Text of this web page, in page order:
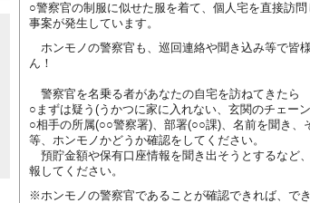
○警察官の制服に似せた服を着て、個人宅を直接訪
事案が発生しています。
ホンモノの警察官も、巡回連絡や聞き込み等で皆
ん！
警察官を名乗る者があなたの自宅を訪ねてきたら
○まずは疑う(うかつに家に入れない、玄関のチェー
○相手の所属(○○警察署)、部署(○○課)、名前を聞き、
等、ホンモノかどうか確認をしてください。
預貯金額や保有口座情報を聞き出そうとするなど
報してください。
※ホンモノの警察官であることが確認できれば、で